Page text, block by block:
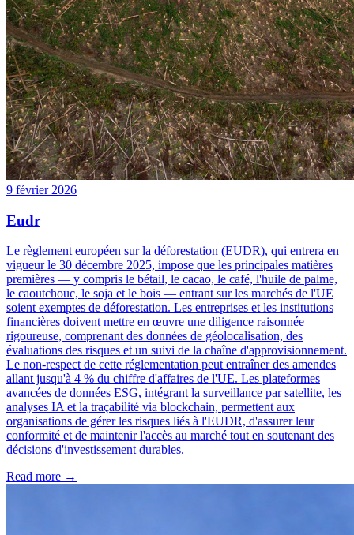
9 février 2026
Eudr
Le règlement européen sur la déforestation (EUDR), qui entrera en
vigueur le 30 décembre 2025, impose que les principales matières
premières — y compris le bétail, le cacao, le café, l'huile de palme,
le caoutchouc, le soja et le bois — entrant sur les marchés de l'UE
soient exemptes de déforestation. Les entreprises et les institutions
financières doivent mettre en œuvre une diligence raisonnée
rigoureuse, comprenant des données de géolocalisation, des
évaluations des risques et un suivi de la chaîne d'approvisionnement.
Le non-respect de cette réglementation peut entraîner des amendes
allant jusqu'à 4 % du chiffre d'affaires de l'UE. Les plateformes
avancées de données ESG, intégrant la surveillance par satellite, les
analyses IA et la traçabilité via blockchain, permettent aux
organisations de gérer les risques liés à l'EUDR, d'assurer leur
conformité et de maintenir l'accès au marché tout en soutenant des
décisions d'investissement durables.
Read more →